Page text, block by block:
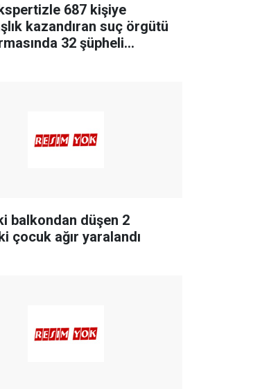
687 kişiye
kazandıran suç örgütü
32 şüpheli
balkondan düşen 2
çocuk ağır yaralandı